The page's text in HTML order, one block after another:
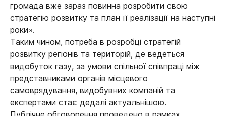
громада вже зараз повинна розробити свою
стратегію розвитку та план її реалізації на наступні
роки».
Таким чином, потреба в розробці стратегій
розвитку регіонів та територій, де ведеться
видобуток газу, за умови спільної співпраці між
представниками органів місцевого
самоврядування, видобувних компаній та
експертами стає дедалі актуальнішою.